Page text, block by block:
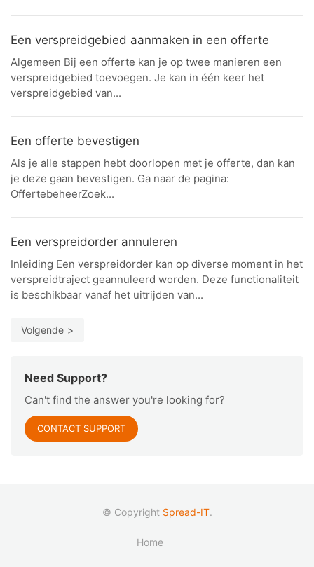
Een verspreidgebied aanmaken in een offerte
Algemeen Bij een offerte kan je op twee manieren een
verspreidgebied toevoegen. Je kan in één keer het
verspreidgebied van...
Een offerte bevestigen
Als je alle stappen hebt doorlopen met je offerte, dan kan
je deze gaan bevestigen. Ga naar de pagina:
OffertebeheerZoek...
Een verspreidorder annuleren
Inleiding Een verspreidorder kan op diverse moment in het
verspreidtraject geannuleerd worden. Deze functionaliteit
is beschikbaar vanaf het uitrijden van...
Volgende
Need Support?
Can't find the answer you're looking for?
CONTACT SUPPORT
© Copyright Spread-IT.
Home